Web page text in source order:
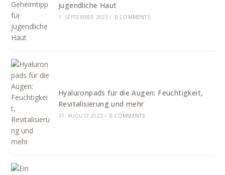
jugendliche Haut
1. SEPTEMBER 2023 / 0 COMMENTS
Hyaluronpads für die Augen: Feuchtigkeit,
Revitalisierung und mehr
31. AUGUST 2023 / 0 COMMENTS